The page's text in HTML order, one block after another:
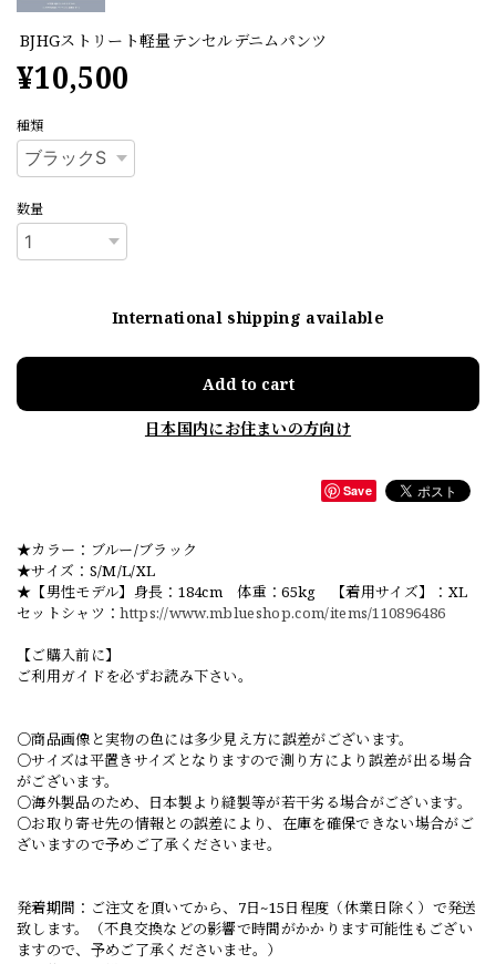
BJHGストリート軽量テンセルデニムパンツ
¥10,500
種類
数量
International shipping available
Add to cart
日本国内にお住まいの方向け
Save
★カラー：ブルー/ブラック
★サイズ：S/M/L/XL
★【男性モデル】身長：184cm 体重：65kg 【着用サイズ】：XL
セットシャツ：https://www.mblueshop.com/items/110896486
【ご購入前に】
ご利用ガイドを必ずお読み下さい。
○商品画像と実物の色には多少見え方に誤差がございます。
○サイズは平置きサイズとなりますので測り方により誤差が出る場合
がございます。
○海外製品のため、日本製より縫製等が若干劣る場合がございます。
○お取り寄せ先の情報との誤差により、在庫を確保できない場合がご
ざいますので予めご了承くださいませ。
発着期間：ご注文を頂いてから、7日~15日程度（休業日除く）で発送
致します。（不良交換などの影響で時間がかかります可能性もござい
ますので、予めご了承くださいませ。）